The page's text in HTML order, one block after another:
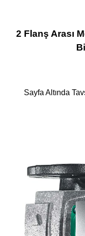
2 Flanş Arası
Sayfa Altında